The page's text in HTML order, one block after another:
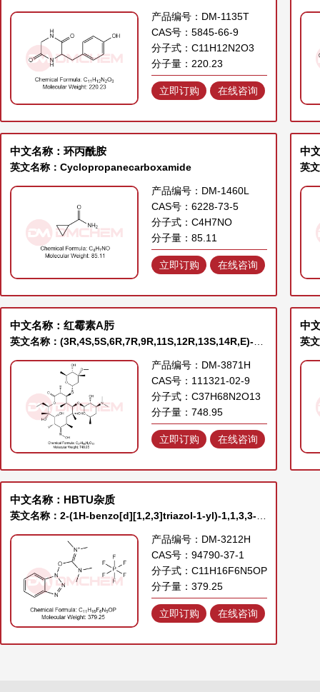
产品编号：DM-1135T
CAS号：5845-66-9
分子式：C11H12N2O3
分子量：220.23
立即订购 在线咨询
中文名称：环丙酰胺
英文名称：Cyclopropanecarboxamide
产品编号：DM-1460L
CAS号：6228-73-5
分子式：C4H7NO
分子量：85.11
立即订购 在线咨询
中
英
中文名称：红霉素A肟
英文名称：(3R,4S,5S,6R,7R,9R,11S,12R,13S,14R,E)-6-(((2S,3R,4S,6R)-4-(dimethylamino)-3-hydroxy-6-methyltetrahydro-2H-pyran-2-yl)oxy)-14-ethyl-7,12,13-trihydroxy-
产品编号：DM-3871H
CAS号：111321-02-9
分子式：C37H68N2O13
分子量：748.95
立即订购 在线咨询
中
英
中文名称：HBTU杂质
英文名称：2-(1H-benzo[d][1,2,3]triazol-1-yl)-1,1,3,3-tetramethylisouronium hexafluorophosphate
产品编号：DM-3212H
CAS号：94790-37-1
分子式：C11H16F6N5OP
分子量：379.25
立即订购 在线咨询